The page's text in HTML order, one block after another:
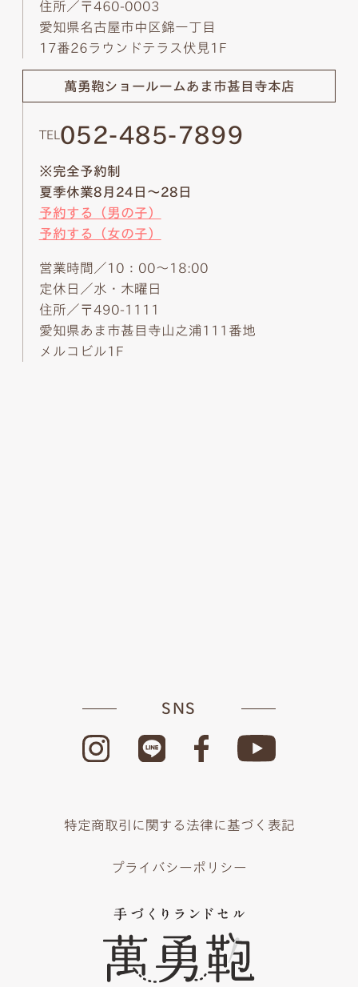
住所／〒460-0003
愛知県名古屋市中区錦一丁目
17番26ラウンドテラス伏見1F
萬勇鞄ショールームあま市甚目寺本店
TEL 052-485-7899
※完全予約制
夏季休業8月24日～28日
予約する（男の子）
予約する（女の子）
営業時間／10：00～18:00
定休日／水・木曜日
住所／〒490-1111
愛知県あま市甚目寺山之浦111番地
メルコビル1F
SNS
特定商取引に関する法律に基づく表記
プライバシーポリシー